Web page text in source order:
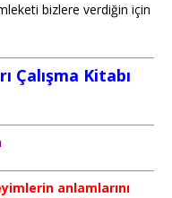
bizlere verdiğin için
Çalışma Kitabı
anlamlarını